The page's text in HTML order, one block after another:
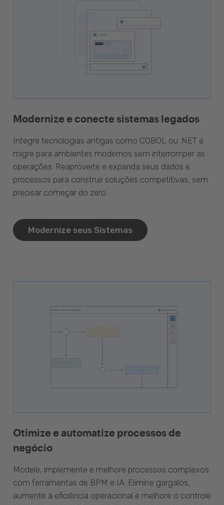
Modernize e conecte sistemas legados
Integre tecnologias antigas como COBOL ou .NET e
migre para ambientes modernos sem interromper as
operações. Reaproveite e expanda seus dados e
processos para construir soluções competitivas, sem
precisar começar do zero.
Modernize seus Sistemas
Otimize e automatize processos de
negócio
Modele, implemente e melhore processos complexos
com ferramentas de BPM e IA. Elimine gargalos,
aumente a eficiência operacional e melhore o controle